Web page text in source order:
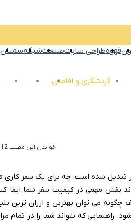
قهوهطراحی سایتصنعتشبکهسمنان
گردشگری و اقامتی ورزشی پزشکی
خواندن این مطلب 12 دقیقه زمان میبرد
تبدیل شده است. چه برای یک سفر کاری
نقش مهمی در کیفیت سفر شما ایفا
می توان بهترین و ارزان ترین
راهنمایی که بتواند شما را در تمام